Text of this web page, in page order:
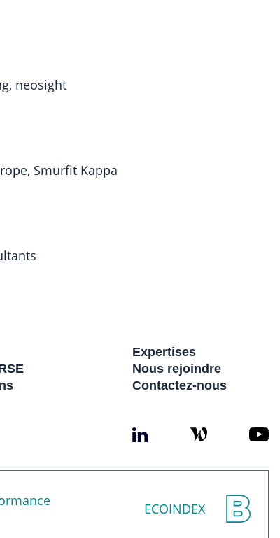
neosight
Smurfit Kappa
Expertises
Nous rejoindre
Contactez-nous
ECOINDEX